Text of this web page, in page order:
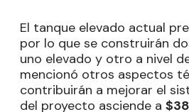
El tanque elevado actual
por lo que se construirán
uno elevado y otro a nivel
mencionó otros aspectos
contribuirán a mejorar el
del proyecto asciende a